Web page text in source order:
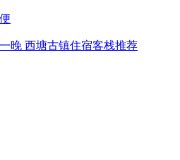
晚 西塘古镇住宿客栈推荐